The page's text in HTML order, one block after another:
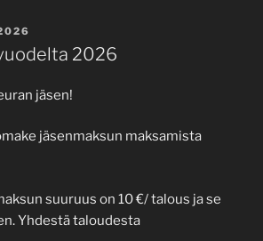
2026
jäsen!
jäsenmaksun maksamista
suuruus on 10 €/ talous ja se
Yhdestä taloudesta